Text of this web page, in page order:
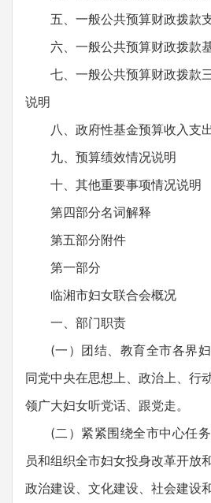
五、一般公共预算财政拨款
六、一般公共预算财政拨款
七、一般公共预算财政拨款
说明
八、政府性基金预算收入支
九、预算绩效情况说明
十、其他重要事项情况说明
第四部分名词解释
第五部分附件
第一部分
临湘市妇女联合会概况
一、部门职责
(一）团结、教育全市各界
同党中央在思想上、政治上、行
领广大妇女听党话、跟党走。
(二）紧紧围绕全市中心任
员和组织全市妇女投身改革开放
政治建设、文化建设、社会建设